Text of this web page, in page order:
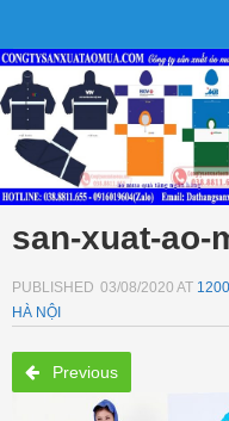
san-xuat-ao-
PUBLISHED 03/08/2020 AT
HÀ NỘI
Previous